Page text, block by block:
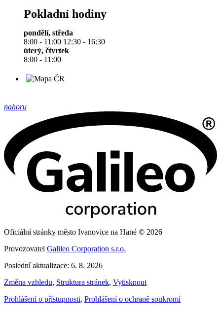
Pokladní hodiny
pondělí, středa
8:00 - 11:00 12:30 - 16:30
úterý, čtvrtek
8:00 - 11:00
nahoru
Oficiální stránky město Ivanovice na Hané © 2026
Provozovatel Galileo Corporation s.r.o.
Poslední aktualizace: 6. 8. 2026
Změna vzhledu, Struktura stránek, Vytisknout
Prohlášení o přístupnosti, Prohlášení o ochraně soukromí